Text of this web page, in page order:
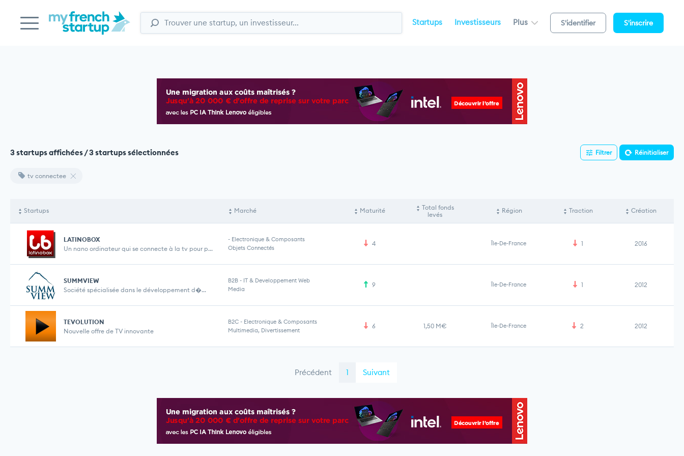
Startups Investisseurs Plus S'identifier S'inscrire
3 startups affichées / 3 startups sélectionnées Filtrer Réinitialiser
tv connectee
Startups Marché Maturité
Total fonds
levés
Région Traction Création
LATINOBOX
Un nano ordinateur qui se connecte à la tv pour p...
- Electronique & Composants
Objets Connectés
4 Île-De-France 1 2016
SUMMVIEW
Société spécialisée dans le développement d�...
B2B - IT & Developpement Web
Media
9 Île-De-France 1 2012
TEVOLUTION
Nouvelle offre de TV innovante
B2C - Electronique & Composants
Multimedia, Divertissement
6 1,50 M€ Île-De-France 2 2012
Précédent 1 Suivant